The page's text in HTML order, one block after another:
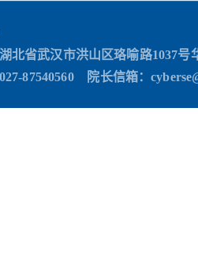
北省武汉市洪山区珞喻路1037号
87540560 院长信箱：